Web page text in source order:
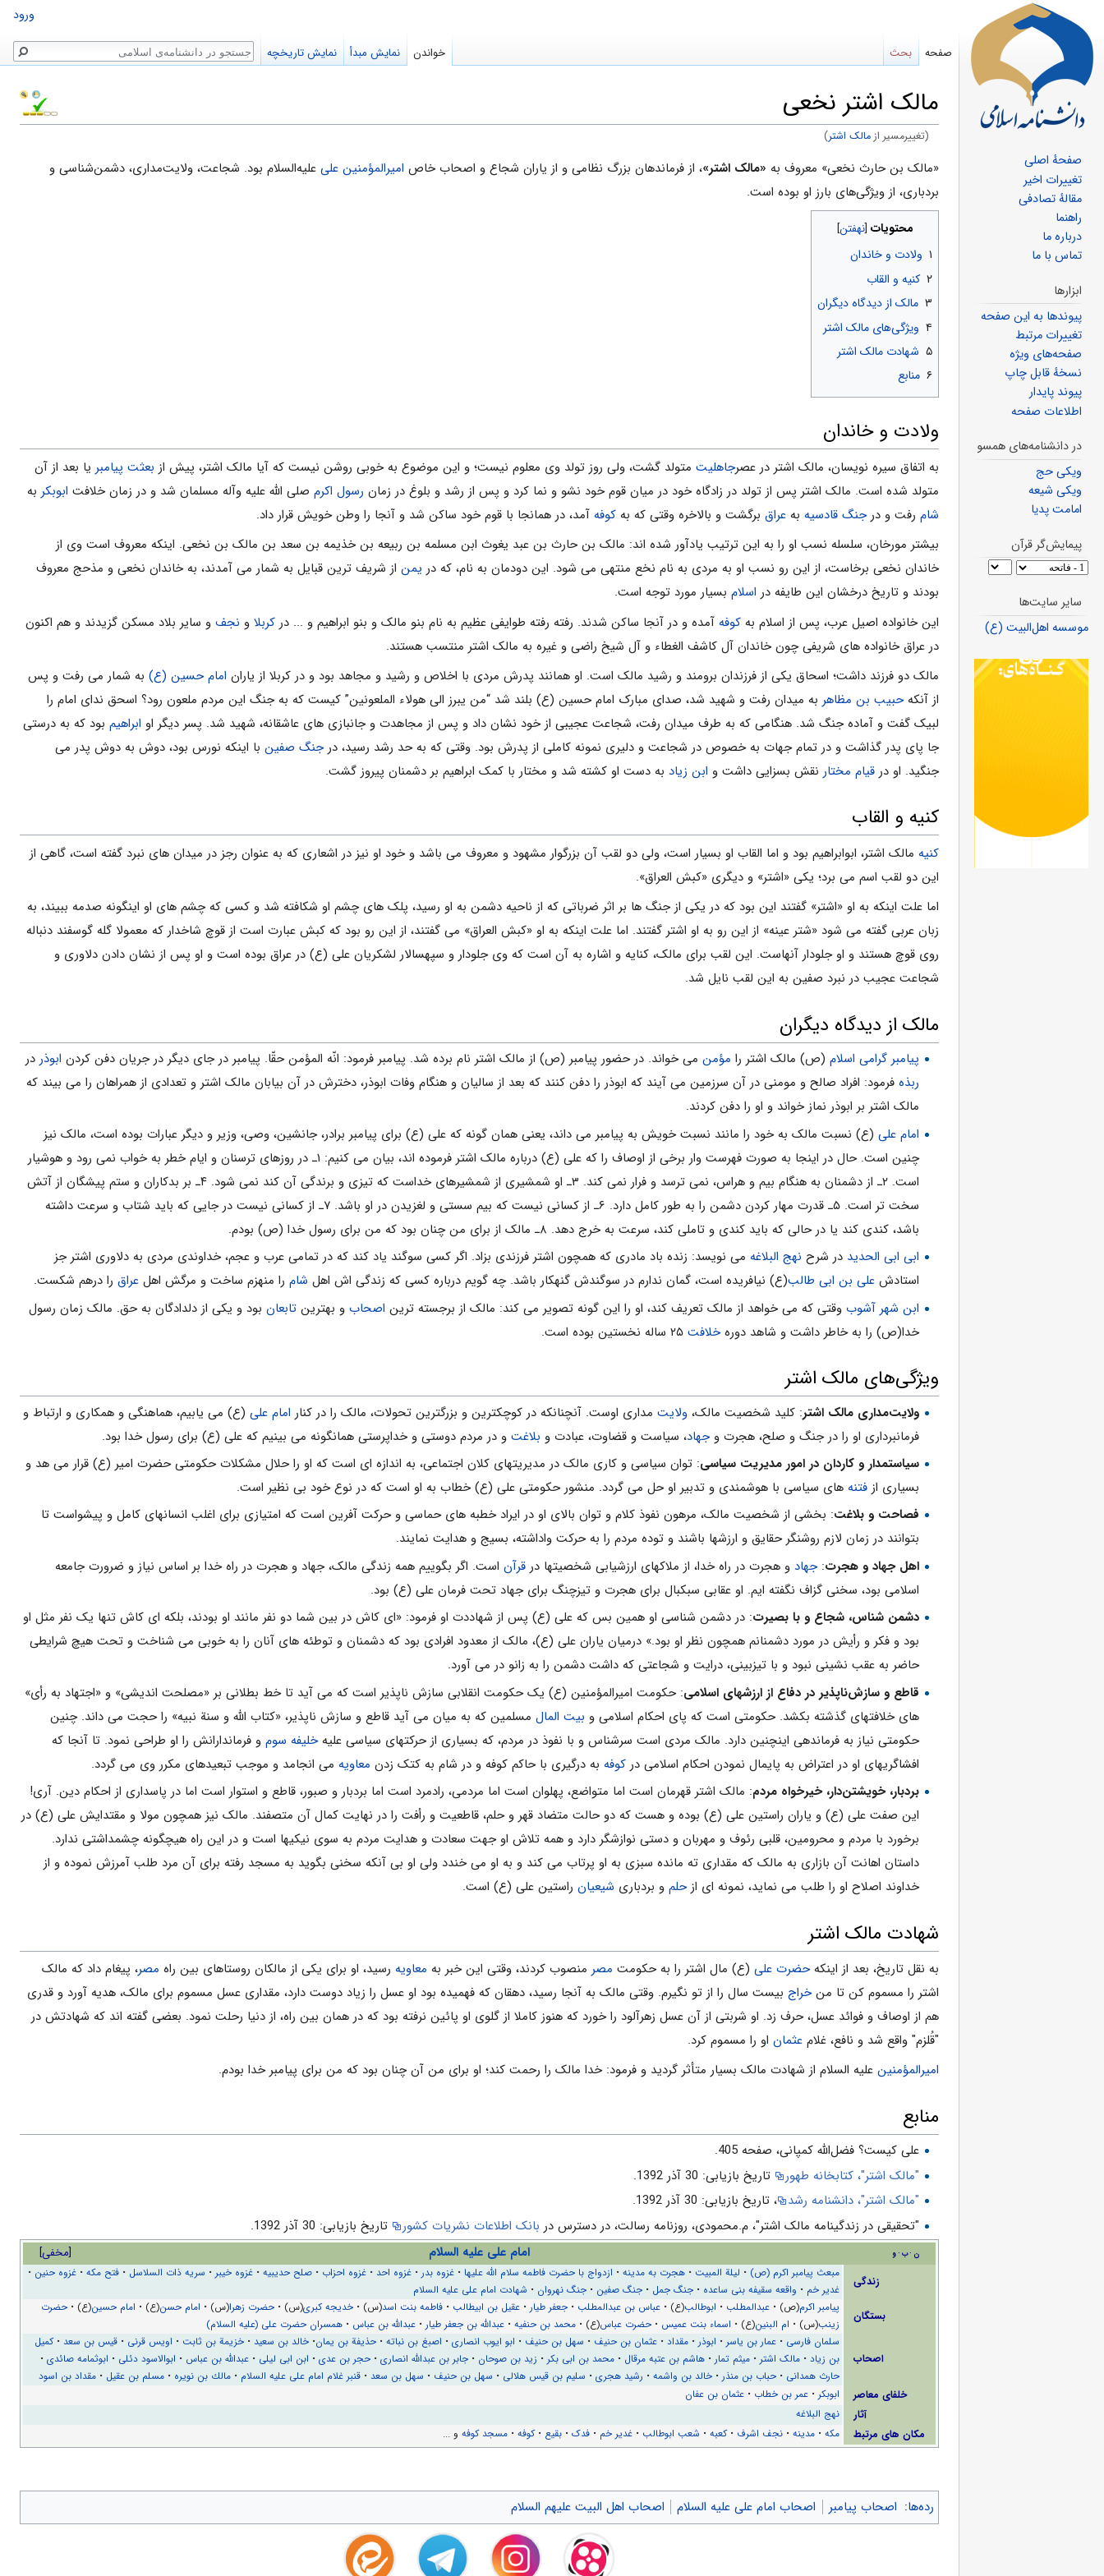
مالک اشتر نخعی
(تغییرمسیر ازمالک اشتر)
پرش
به
ناوبری
پرش
به
جستجو
«مالک بن حارث نخعی» معروف به «مالک اشتر»، از فرماندهان بزرگ نظامی و از یاران شجاع و اصحاب خاص امیرالمؤمنین علی علیه‌السلام بود. شجاعت، ولایت‌مداری، دشمن‌شناسی و
بردباری، از ویژگی‌های بارز او بوده است.
محتویات
۱ ولادت و خاندان
۲ کنیه و القاب
۳ مالک از دیدگاه دیگران
۴ ویژگی‌های مالک اشتر
۵ شهادت مالک اشتر
۶ منابع
ولادت و خاندان
به اتفاق سیره نویسان، مالک اشتر در عصرجاهلیت متولد گشت، ولی روز تولد وی معلوم نیست؛ و این موضوع به خوبی روشن نیست که آیا مالک اشتر، پیش از بعثت پیامبر یا بعد از آن
متولد شده است. مالک اشتر پس از تولد در زادگاه خود در میان قوم خود نشو و نما کرد و پس از رشد و بلوغ در زمان رسول اکرم صلی الله علیه وآله مسلمان شد و در زمان خلافت ابوبکر به
شام رفت و درجنگ قادسیه به عراق برگشت و بالاخره وقتی که به کوفه آمد، در همانجا با قوم خود ساکن شد و آنجا را وطن خویش قرار داد.
بیشتر مورخان، سلسله نسب او را به این ترتیب یادآور شده اند: مالک بن حارث بن عبد یغوث ابن مسلمه بن ربیعه بن خذیمه بن سعد بن مالک بن نخعی. اینکه معروف است وی از
خاندان نخعی برخاست، از این رو نسب او به مردی به نام نخع منتهی می شود. این دودمان به نام، که در یمن از شریف ترین قبایل به شمار می آمدند، به خاندان نخعی و مذحج معروف
بودند و تاریخ درخشان این طایفه در اسلام بسیار مورد توجه است.
این خانواده اصیل عرب، پس از اسلام به کوفه آمده و در آنجا ساکن شدند. رفته رفته طوایفی عظیم به نام بنو مالک و بنو ابراهیم و ... در کربلا و نجف و سایر بلاد مسکن گزیدند و هم اکنون
در عراق خانواده های شریفی چون خاندان آل کاشف الغطاء و آل شیخ راضی و غیره به مالک اشتر منتسب هستند.
مالک دو فرزند داشت؛ اسحاق یکی از فرزندان برومند و رشید مالک است. او همانند پدرش مردی با اخلاص و رشید و مجاهد بود و در کربلا از یاران امام حسین (ع) به شمار می رفت و پس
از آنکهحبیب بن مظاهر به میدان رفت و شهید شد، صدای مبارک امام حسین (ع) بلند شد “من یبرز الی هولاء الملعونین” کیست که به جنگ این مردم ملعون رود؟ اسحق ندای امام را
لبیک گفت و آماده جنگ شد. هنگامی که به طرف میدان رفت، شجاعت عجیبی از خود نشان داد و پس از مجاهدت و جانبازی های عاشقانه، شهید شد. پسر دیگر او ابراهیم بود که به درستی
جا پای پدر گذاشت و در تمام جهات به خصوص در شجاعت و دلیری نمونه کاملی از پدرش بود. وقتی که به حد رشد رسید، درجنگ صفین با اینکه نورس بود، دوش به دوش پدر می
جنگید. او در قیام مختار نقش بسزایی داشت و ابن زیاد به دست او کشته شد و مختار با کمک ابراهیم بر دشمنان پیروز گشت.
کنیه و القاب
کنیه مالک اشتر، ابوابراهیم بود و اما القاب او بسیار است، ولی دو لقب آن بزرگوار مشهود و معروف می باشد و خود او نیز در اشعاری که به عنوان رجز در میدان های نبرد گفته است، گاهی از
این دو لقب اسم می برد؛ یکی «اشتر» و دیگری «کبش العراق».
اما علت اینکه به او «اشتر» گفتند این بود که در یکی از جنگ ها بر اثر ضرباتی که از ناحیه دشمن به او رسید، پلک های چشم او شکافته شد و کسی که چشم های او اینگونه صدمه ببیند، به
زبان عربی گفته می شود «شتر عینه» از این رو به او اشتر گفتند. اما علت اینکه به او «کبش العراق» می گفتند، از این رو بود که کبش عبارت است از قوچ شاخدار که معمولا گله گوسفند دنباله
روی قوچ هستند و او جلودار آنهاست. این لقب برای مالک، کنایه و اشاره به آن است که وی جلودار و سپهسالار لشکریان علی (ع) در عراق بوده است و او پس از نشان دادن دلاوری و
شجاعت عجیب در نبرد صفین به این لقب نایل شد.
مالک از دیدگاه دیگران
پیامبر گرامی اسلام(ص) مالک اشتر را مؤمنمی خواند. در حضور پیامبر (ص) از مالک اشتر نام برده شد. پیامبر فرمود: انّه المؤمن حقّا. پیامبر در جای دیگر در جریان دفن کردن ابوذردر
ربذهفرمود: افراد صالح و مومنی در آن سرزمین می آیند که ابوذر را دفن کنند که بعد از سالیان و هنگام وفات ابوذر، دخترش در آن بیابان مالک اشتر و تعدادی از همراهان را می بیند که
مالک اشتر بر ابوذر نماز خواند و او را دفن کردند.
امام علی(ع) نسبت مالک به خود را مانند نسبت خویش به پیامبر می داند، یعنی همان گونه که علی (ع) برای پیامبر برادر، جانشین، وصی، وزیر و دیگر عبارات بوده است، مالک نیز
چنین است. حال در اینجا به صورت فهرست وار برخی از اوصاف را که علی (ع) درباره مالک اشتر فرموده اند، بیان می کنیم: ۱ـ در روزهای ترسنان و ایام خطر به خواب نمی رود و هوشیار
است. ۲ـ از دشمنان به هنگام بیم و هراس، نمی ترسد و فرار نمی کند. ۳ـ او شمشیری از شمشیرهای خداست که تیزی و برندگی آن کند نمی شود. ۴ـ بر بدکاران و ستم پیشگان از آتش
سخت تر است. ۵ـ قدرت مهار کردن دشمن را به طور کامل دارد. ۶ـ از کسانی نیست که بیم سستی و لغزیدن در او باشد. ۷ـ از کسانی نیست در جایی که باید شتاب و سرعت داشته
باشد، کندی کند یا در حالی که باید کندی و تاملی کند، سرعت به خرج دهد. ۸ـ مالک از برای من چنان بود که من برای رسول خدا (ص) بودم.
ابی ابی الحدید در شرح نهج البلاغهمی نویسد: زنده باد مادری که همچون اشتر فرزندی بزاد. اگر کسی سوگند یاد کند که در تمامی عرب و عجم، خداوندی مردی به دلاوری اشتر جز
استادش علی بن ابی طالب(ع) نیافریده است، گمان ندارم در سوگندش گنهکار باشد. چه گویم درباره کسی که زندگی اش اهل شامرا منهزم ساخت و مرگش اهل عراقرا درهم شکست.
ابن شهر آشوبوقتی که می خواهد از مالک تعریف کند، او را این گونه تصویر می کند: مالک از برجسته ترین اصحابو بهترین تابعانبود و یکی از دلدادگان به حق. مالک زمان رسول
خدا(ص) را به خاطر داشت و شاهد دورهخلافت۲۵ ساله نخستین بوده است.
ویژگی‌های مالک اشتر
ولایت‌مداری مالک اشتر: کلید شخصیت مالک، ولایتمداری اوست. آنچنانکه در کوچکترین و بزرگترین تحولات،‌ مالک را در کنار امام علی(ع) می یابیم، هماهنگی و همکاری و ارتباط و
فرمانبرداری او را در جنگ و صلح، هجرت وجهاد، سیاست و قضاوت، عبادت و بلاغتو در مردم دوستی و خداپرستی همانگونه می بینیم که علی (ع) برای رسول خدا بود.
سیاستمدار و کاردان در امور مدیریت سیاسی: توان سیاسی و کاری مالک در مدیریتهای کلان اجتماعی، به اندازه ای است که او را حلال مشکلات حکومتی حضرت امیر (ع) قرار می هد و
بسیاری از فتنههای سیاسی با هوشمندی و تدبیر او حل می گردد. منشور حکومتی علی (ع) خطاب به او است که در نوع خود بی نظیر است.
فصاحت و بلاغت: بخشی از شخصیت مالک، مرهون نفوذ کلام و توان بالای او در ایراد خطبه های حماسی و حرکت آفرین است که امتیازی برای اغلب انسانهای کامل و پیشواست تا
بتوانند در زمان لازم روشنگر حقایق و ارزشها باشند و توده مردم را به حرکت واداشته،‌ بسیج و هدایت نمایند.
اهل جهاد و هجرت:جهاد و هجرت در راه خدا، از ملاکهای ارزشیابی شخصیتها در قرآناست. اگر بگوییم همه زندگی مالک، جهاد و هجرت در راه خدا بر اساس نیاز و ضرورت جامعه
اسلامی بود، سخنی گزاف نگفته ایم. او عقابی سبکبال برای هجرت و تیزچنگ برای جهاد تحت فرمان علی (ع) بود.
دشمن شناس، شجاع و با بصیرت: در دشمن شناسی او همین بس که علی (ع) پس از شهاددت او فرمود: «ای کاش در بین شما دو نفر مانند او بودند، بلکه ای کاش تنها یک نفر مثل او
بود و فکر و رأیش در مورد دشمنانم همچون نظر او بود.» درمیان یاران علی (ع)، مالک از معدود افرادی بود که دشمنان و توطئه های آنان را به خوبی می شناخت و تحت هیچ شرایطی
حاضر به عقب نشینی نبود و با تیزبینی، درایت و شجاعتی که داشت دشمن را به زانو در می آورد.
قاطع و سازش‌ناپذیر در دفاع از ارزشهای اسلامی: حکومت امیرالمؤمنین (ع) یک حکومت انقلابی سازش ناپذیر است که می آید تا خط بطلانی بر «مصلحت اندیشی» و «اجتهاد به رأی»
های خلافتهای گذشته بکشد. حکومتی است که پای احکام اسلامی و بیت المالمسلمین که به میان می آید قاطع و سازش ناپذیر، «کتاب الله و سنة نبیه» را حجت می داند. چنین
حکومتی نیاز به فرماندهی اینچنین دارد. مالک مردی است سرشناس و با نفوذ در مردم، که بسیاری از حرکتهای سیاسی علیهخلیفه سومو فرماندارانش را او طراحی نمود. تا آنجا که
افشاگریهای او در اعتراض به پایمال نمودن احکام اسلامی در کوفهبه درگیری با حاکم کوفه و در شام به کتک زدن معاویهمی انجامد و موجب تبعیدهای مکرر وی می گردد.
بردبار، خویشتن‌دار، خیرخواه مردم: مالک اشتر قهرمان است اما متواضع، پهلوان است اما مردمی، رادمرد است اما بردبار و صبور، قاطع و استوار است اما در پاسداری از احکام دین. آری!
این صفت علی (ع) و یاران راستین علی (ع) بوده و هست که دو حالت متضاد قهر و حلم، قاطعیت و رأفت را در نهایت کمال آن متصفند. مالک نیز همچون مولا و مقتدایش علی (ع) در
برخورد با مردم و محرومین، قلبی رئوف و مهربان و دستی نوازشگر دارد و همه تلاش او جهت سعادت و هدایت مردم به سوی نیکیها است و در این راه هیچگونه چشمداشتی ندارد.
داستان اهانت آن بازاری به مالک که مقداری ته مانده سبزی به او پرتاب می کند و به او می خندد ولی او بی آنکه سخنی بگوید به مسجد رفته برای آن مرد طلب آمرزش نموده و از
خداوند اصلاح او را طلب می نماید، نمونه ای ازحلمو بردباری شیعیانراستین علی (ع) است.
شهادت مالک اشتر
به نقل تاریخ، بعد از اینکهحضرت علی (ع) مال اشتر را به حکومت مصر منصوب کردند، وقتی این خبر به معاویه رسید، او برای یکی از مالکان روستاهای بین راه مصر، پیغام داد که مالک
اشتر را مسموم کن تا منخراج بیست سال را از تو نگیرم. وقتی مالک به آنجا رسید، دهقان که فهمیده بود او عسل را زیاد دوست دارد، مقداری عسل مسموم برای مالک، هدیه آورد و قدری
هم از اوصاف و فوائد عسل، حرف زد. او شربتی از آن عسل زهرآلود را خورد که هنوز کاملا از گلوی او پائین نرفته بود که در همان بین راه، از دنیا رحلت نمود. بعضی گفته اند که شهادتش در
"قُلزم" واقع شد و نافع، غلام عثمان او را مسموم کرد.
امیرالمؤمنین علیه السلام از شهادت مالک بسیار متأثر گردید و فرمود: خدا مالک را رحمت کند؛ او برای من آن چنان بود که من برای پیامبر خدا بودم.
منابع
على كيست؟ فضل‌الله كمپانى، صفحه 405.
"مالک اشتر"، کتابخانه طهور
تاریخ بازیابی: 30 آذر 1392.
"مالک اشتر"، دانشنامه رشد ، تاریخ بازیابی: 30 آذر 1392.
"تحقیقی در زندگینامه مالک اشتر"، م.محمودی، روزنامه رسالت، در دسترس در بانک اطلاعات نشریات کشور تاریخ بازیابی: 30 آذر 1392.
[مخفی] ن ب و امام علی علیه السلام
زندگی
مبعث پیامبر اکرم (ص) • لیلة المبیت • هجرت به مدینه• ازدواج با حضرت فاطمه سلام الله علیها • غزوه بدر• غزوه احد • غزوه احزاب • صلح حدیبیه• غزوه خیبر • سریه ذات السلاسل • فتح مکه• غزوه حنین •
غدیر خم • واقعه سقیفه بنی ساعده • جنگ جمل • جنگ صفین • جنگ نهروان • شهادت امام علی علیه السلام
بستگان
پیامبر اکرم(ص) • عبدالمطلب • ابوطالب(ع) • عباس بن عبدالمطلب • جعفر طیار• عقیل بن ابیطالب • فاطمه بنت اسد(س) • خدیجه کبری(س) • حضرت زهرا(س) • امام حسن(ع) • امام حسین(ع) • حضرت
زینب(س) • ام البنین(ع) • اسماء بنت عمیس • حضرت عباس(ع) • محمد بن حنفیه• عبدالله بن جعفر طيار• عبدالله بن عباس • همسران حضرت علی (علیه السلام)
اصحاب
سلمان فارسی • عمار بن یاسر • ابوذر• مقداد• عثمان بن حنیف • سهل بن حنیف • ابو ایوب انصاری • اصبغ بن نباته• حذیفة بن یمان• خالد بن سعيد • خزیمة بن ثابت • اویس قرنی • قیس بن سعد •کمیل
بن زیاد• مالک اشتر • میثم تمار• هاشم بن عتبه مرقال • محمد بن ابی بكر • زيد بن صوحان • جابر بن عبدالله انصاری• حجر بن عدی• ابن ابی لیلی • عبدالله بن عباس • ابوالاسود دئلى • ابوثمامه صائدی•
حارث همدانی • حباب بن منذر• خالد بن واشمه• رشید هجری• سلیم بن قیس هلالی • سهل بن حنیف • سهل بن سعد • قنبر غلام امام علی علیه السلام • مالك بن نويره • مسلم بن عقیل • مقداد بن اسود
خلفای معاصر ابوبکر • عمر بن خطاب • عثمان بن عفان
آثار نهج البلاغه
مکان های مرتبط مکه• مدینه• نجف اشرف •کعبه• شعب ابوطالب • غدیر خم • فدک• بقیع •کوفه• مسجد کوفهو ...
رده‌ها: اصحاب پیامبر اصحاب امام علی علیه السلام اصحاب اهل البیت علیهم السلام
ورود
صفحه بحث خواندن نمایش مبدأ نمایش تاریخچه جستجو
صفحهٔ اصلی
تغییرات اخیر
مقالهٔ تصادفی
راهنما
درباره ما
تماس با ما
ابزارها
پیوندها به این صفحه
تغییرات مرتبط
صفحه‌های ویژه
نسخهٔ قابل چاپ
پیوند پایدار
اطلاعات صفحه
در دانشنامه‌های همسو
ویکی حج
ویکی شیعه
امامت پدیا
پیمایش‌گر قرآن
سایر سایت‌ها
موسسه اهل‌البیت (ع)